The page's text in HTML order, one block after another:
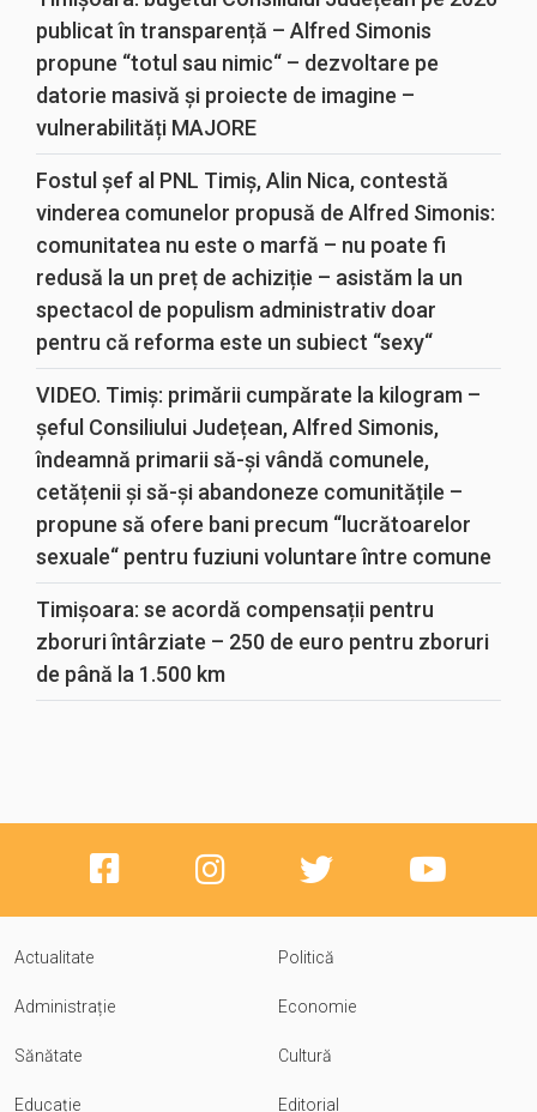
publicat în transparență – Alfred Simonis
propune “totul sau nimic“ – dezvoltare pe
datorie masivă și proiecte de imagine –
vulnerabilități MAJORE
Fostul șef al PNL Timiș, Alin Nica, contestă
vinderea comunelor propusă de Alfred Simonis:
comunitatea nu este o marfă – nu poate fi
redusă la un preț de achiziție – asistăm la un
spectacol de populism administrativ doar
pentru că reforma este un subiect “sexy“
VIDEO. Timiș: primării cumpărate la kilogram –
șeful Consiliului Județean, Alfred Simonis,
îndeamnă primarii să-și vândă comunele,
cetățenii și să-și abandoneze comunitățile –
propune să ofere bani precum “lucrătoarelor
sexuale“ pentru fuziuni voluntare între comune
Timișoara: se acordă compensații pentru
zboruri întârziate – 250 de euro pentru zboruri
de până la 1.500 km
Actualitate Politică
Administrație Economie
Sănătate Cultură
Educație Editorial